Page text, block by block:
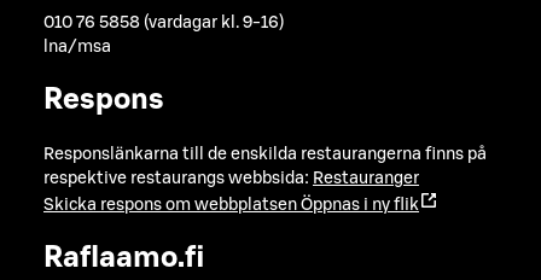
010 76 5858 (vardagar kl. 9-16)
lna/msa
Respons
Responslänkarna till de enskilda restaurangerna finns på
respektive restaurangs webbsida: Restauranger
Skicka respons om webbplatsen Öppnas i ny flik
Raflaamo.fi